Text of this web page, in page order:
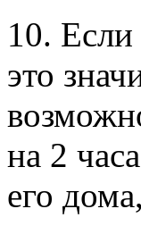
10.
это
на 2
его